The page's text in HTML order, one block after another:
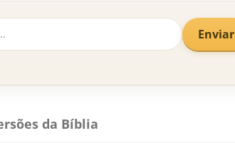
Enviar
da Bíblia